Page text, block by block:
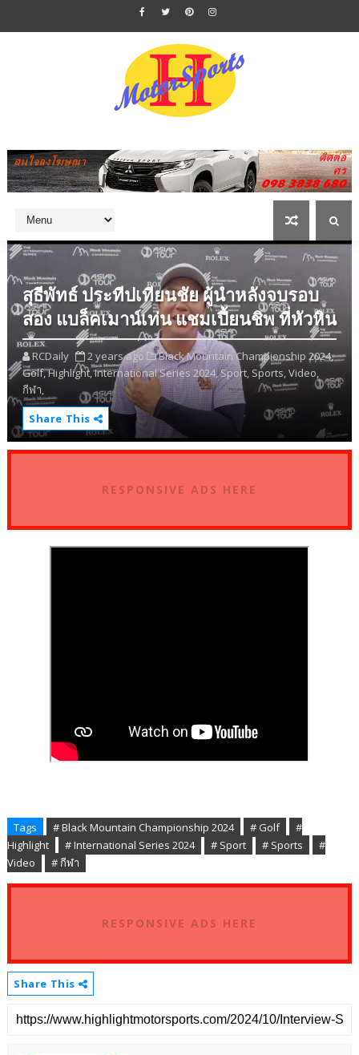
สุธีพัทธ์ ประทีปเทียนชัย ผู้นำหลังจบรอบ
สอง แบล็คเมาน์เท่น แชมเปี้ยนชิพ ที่หัวหิน
RCDaily 2 years ago
Black Mountain Championship 2024,
Golf,Highlight,International Series 2024,Sport, Sports,Video,
กีฬา,
Share This
RESPONSIVE ADS HERE
Tags # Black Mountain Championship 2024 # Golf
#
Highlight
# International Series 2024 # Sport # Sports
#
Video
# กีฬา
RESPONSIVE ADS HERE
Share This